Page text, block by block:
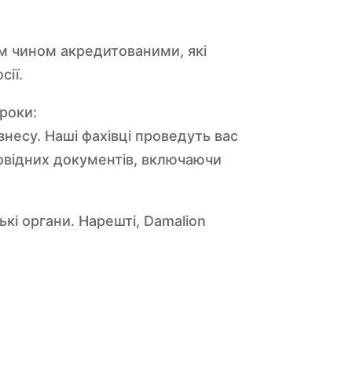
чином акредитованими, які
Наші фахівці проведуть вас
документів, включаючи
органи. Нарешті, Damalion